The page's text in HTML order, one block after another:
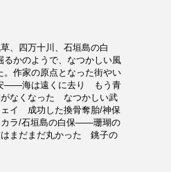
、四万十川、石垣島の白
かのようで、なつかしい風
作家の原点となった街やい
安――海は遠くに去り もう青
なくなった なつかしい武
イ 成功した換骨奪胎/神保
ラ/石垣島の白保――珊瑚の
まだまだ丸かった 銚子の